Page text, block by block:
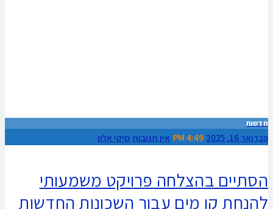
חדשות
פברואר 16, 2025 4:49 PM אין תגובות מיקי אלון
הסתיים בהצלחה פרויקט משמעותי
להנחת קו מים עבור השכונות החדשות